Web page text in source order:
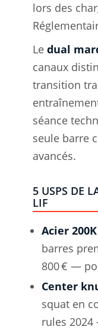
lors des
Le dual
canaux
transition
séance
seule barre
avancés.
5 USPS DE
LIF
Acier 200K
barres
800 € —
Center
squat en
rules